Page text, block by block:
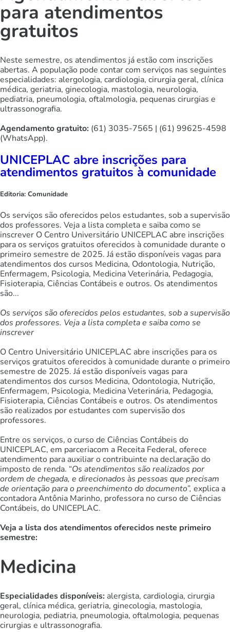
para atendimentos
gratuitos
Neste semestre, os atendimentos já estão com inscrições
abertas. A população pode contar com serviços nas seguintes
especialidades: alergologia, cardiologia, cirurgia geral, clínica
médica, geriatria, ginecologia, mastologia, neurologia,
pediatria, pneumologia, oftalmologia, pequenas cirurgias e
ultrassonografia.
Agendamento gratuito: (61) 3035-7565 | (61) 99625-4598
(WhatsApp).
UNICEPLAC abre inscrições para
atendimentos gratuitos à comunidade
Editoria: Comunidade
Os serviços são oferecidos pelos estudantes, sob a supervisão
dos professores. Veja a lista completa e saiba como se
inscrever O Centro Universitário UNICEPLAC abre inscrições
para os serviços gratuitos oferecidos à comunidade durante o
primeiro semestre de 2025. Já estão disponíveis vagas para
atendimentos dos cursos Medicina, Odontologia, Nutrição,
Enfermagem, Psicologia, Medicina Veterinária, Pedagogia,
Fisioterapia, Ciências Contábeis e outros. Os atendimentos
são...
Os serviços são oferecidos pelos estudantes, sob a supervisão
dos professores. Veja a lista completa e saiba como se
inscrever
O Centro Universitário UNICEPLAC abre inscrições para os
serviços gratuitos oferecidos à comunidade durante o primeiro
semestre de 2025. Já estão disponíveis vagas para
atendimentos dos cursos Medicina, Odontologia, Nutrição,
Enfermagem, Psicologia, Medicina Veterinária, Pedagogia,
Fisioterapia, Ciências Contábeis e outros. Os atendimentos
são realizados por estudantes com supervisão dos
professores.
Entre os serviços, o curso de Ciências Contábeis do
UNICEPLAC, em parceriacom a Receita Federal, oferece
atendimento para auxiliar o contribuinte na declaração do
imposto de renda. “Os atendimentos sãorealizados por
ordem de chegada, e direcionados às pessoas que precisam
de orientação para o preenchimento do documento”, explica a
contadora Antônia Marinho, professora no curso de Ciências
Contábeis, do UNICEPLAC.
Veja a lista dos atendimentos oferecidos neste primeiro
semestre:
Medicina
Especialidadesdisponíveis: alergista, cardiologia, cirurgia
geral, clínica médica, geriatria, ginecologia, mastologia,
neurologia, pediatria, pneumologia, oftalmologia, pequenas
cirurgias e ultrassonografia.